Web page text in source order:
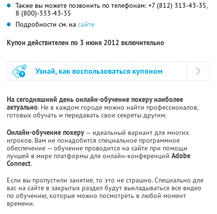
Также вы можете позвонить по телефонам: +7 (812) 313-43-35,
8 (800)-333-43-35
Подробности см. на сайте
Купон действителен по 3 июня 2012 включительно
Узнай, как воспользоваться купоном
На сегодняшний день онлайн-обучение покеру наиболее
актуально. Не в каждом городе можно найти профессионалов,
готовых обучать и передавать свои секреты другим.
Онлайн-обучение покеру — идеальный вариант для многих
игроков. Вам не понадобится специальное программное
обеспечение — обучение проводится на сайте при помощи
лучшей в мире платформы для онлайн-конференций Adobe
Connect.
Если вы пропустили занятие, то это не страшно. Специально для
вас на сайте в закрытых раздел будут выкладываться все видео
по обучению, которые можно посмотреть в любой момент
времени.